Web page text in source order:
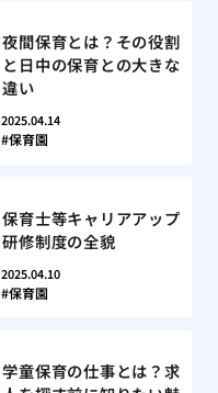
夜間保育とは？その役割
と日中の保育との大きな
違い
2025.04.14
保育園
保育士等キャリアアップ
研修制度の全貌
2025.04.10
保育園
学童保育の仕事とは？求